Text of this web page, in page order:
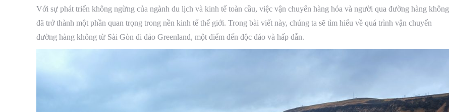
Với sự phát triển không ngừng của ngành du lịch và kinh tế toàn cầu, việc vận chuyển hàng hóa và người qua đường hàng không
đã trở thành một phần quan trọng trong nền kinh tế thế giới. Trong bài viết này, chúng ta sẽ tìm hiểu về quá trình vận chuyển
đường hàng không từ Sài Gòn đi đảo Greenland, một điểm đến độc đáo và hấp dẫn.